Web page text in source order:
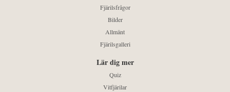
Fjärilsfrågor
Bilder
Allmänt
Fjärilsgalleri
Lär dig mer
Quiz
Vitfjärilar